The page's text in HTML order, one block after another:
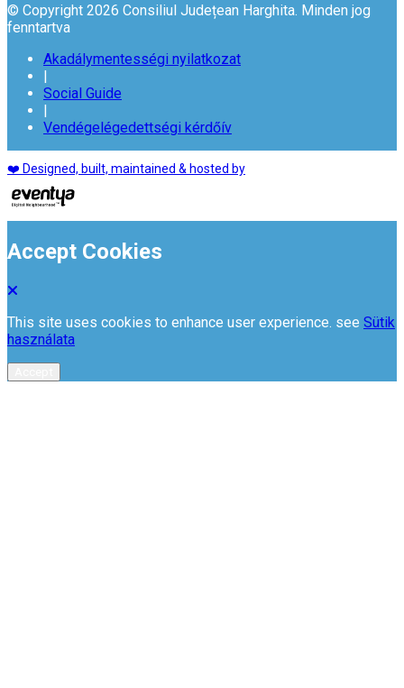
© Copyright 2026 Consiliul Județean Harghita. Minden jog
fenntartva
Akadálymentességi nyilatkozat
|
Social Guide
|
Vendégelégedettségi kérdőív
❤️ Designed, built, maintained & hosted by
Accept Cookies
This site uses cookies to enhance user experience. see Sütik
használata